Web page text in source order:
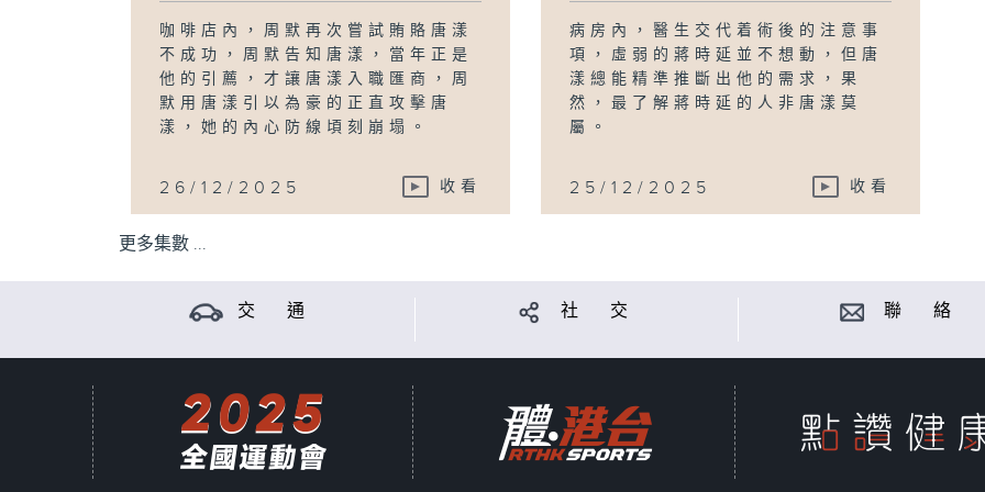
咖啡店內，周默再次嘗試賄賂唐漾
不成功，周默告知唐漾，當年正是
他的引薦，才讓唐漾入職匯商，周
默用唐漾引以為豪的正直攻擊唐
漾，她的內心防線頃刻崩塌。
26/12/2025 收看
病房內，醫生交代着術後的注意事
項，虛弱的蔣時延並不想動，但唐
漾總能精準推斷出他的需求，果
然，最了解蔣時延的人非唐漾莫
屬。
25/12/2025 收看
更多集數 ...
交 通 社 交 聯 絡